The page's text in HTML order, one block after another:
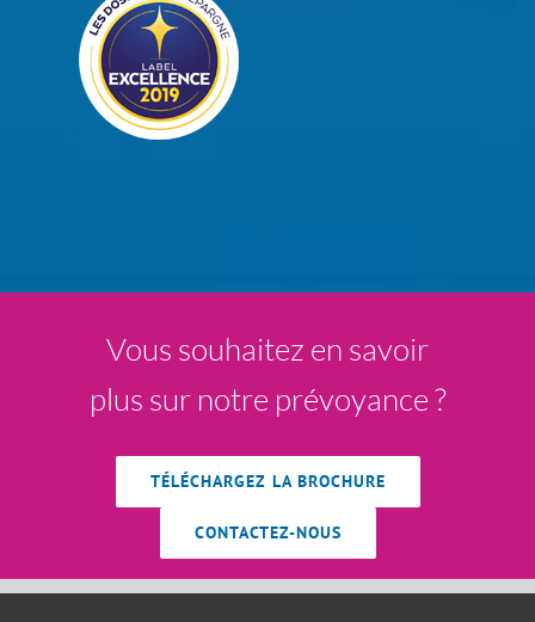
Vous souhaitez en savoir
plus sur notre prévoyance ?
TÉLÉCHARGEZ LA BROCHURE
CONTACTEZ-NOUS